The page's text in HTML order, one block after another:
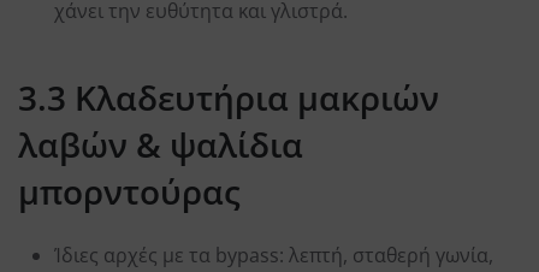
χάνει την ευθύτητα και γλιστρά.
3.3 Κλαδευτήρια μακριών
λαβών & ψαλίδια
μπορντούρας
Ίδιες αρχές με τα bypass: λεπτή, σταθερή γωνία,